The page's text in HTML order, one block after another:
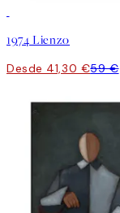
1974 Lienzo
Desde 41,30 €59 €